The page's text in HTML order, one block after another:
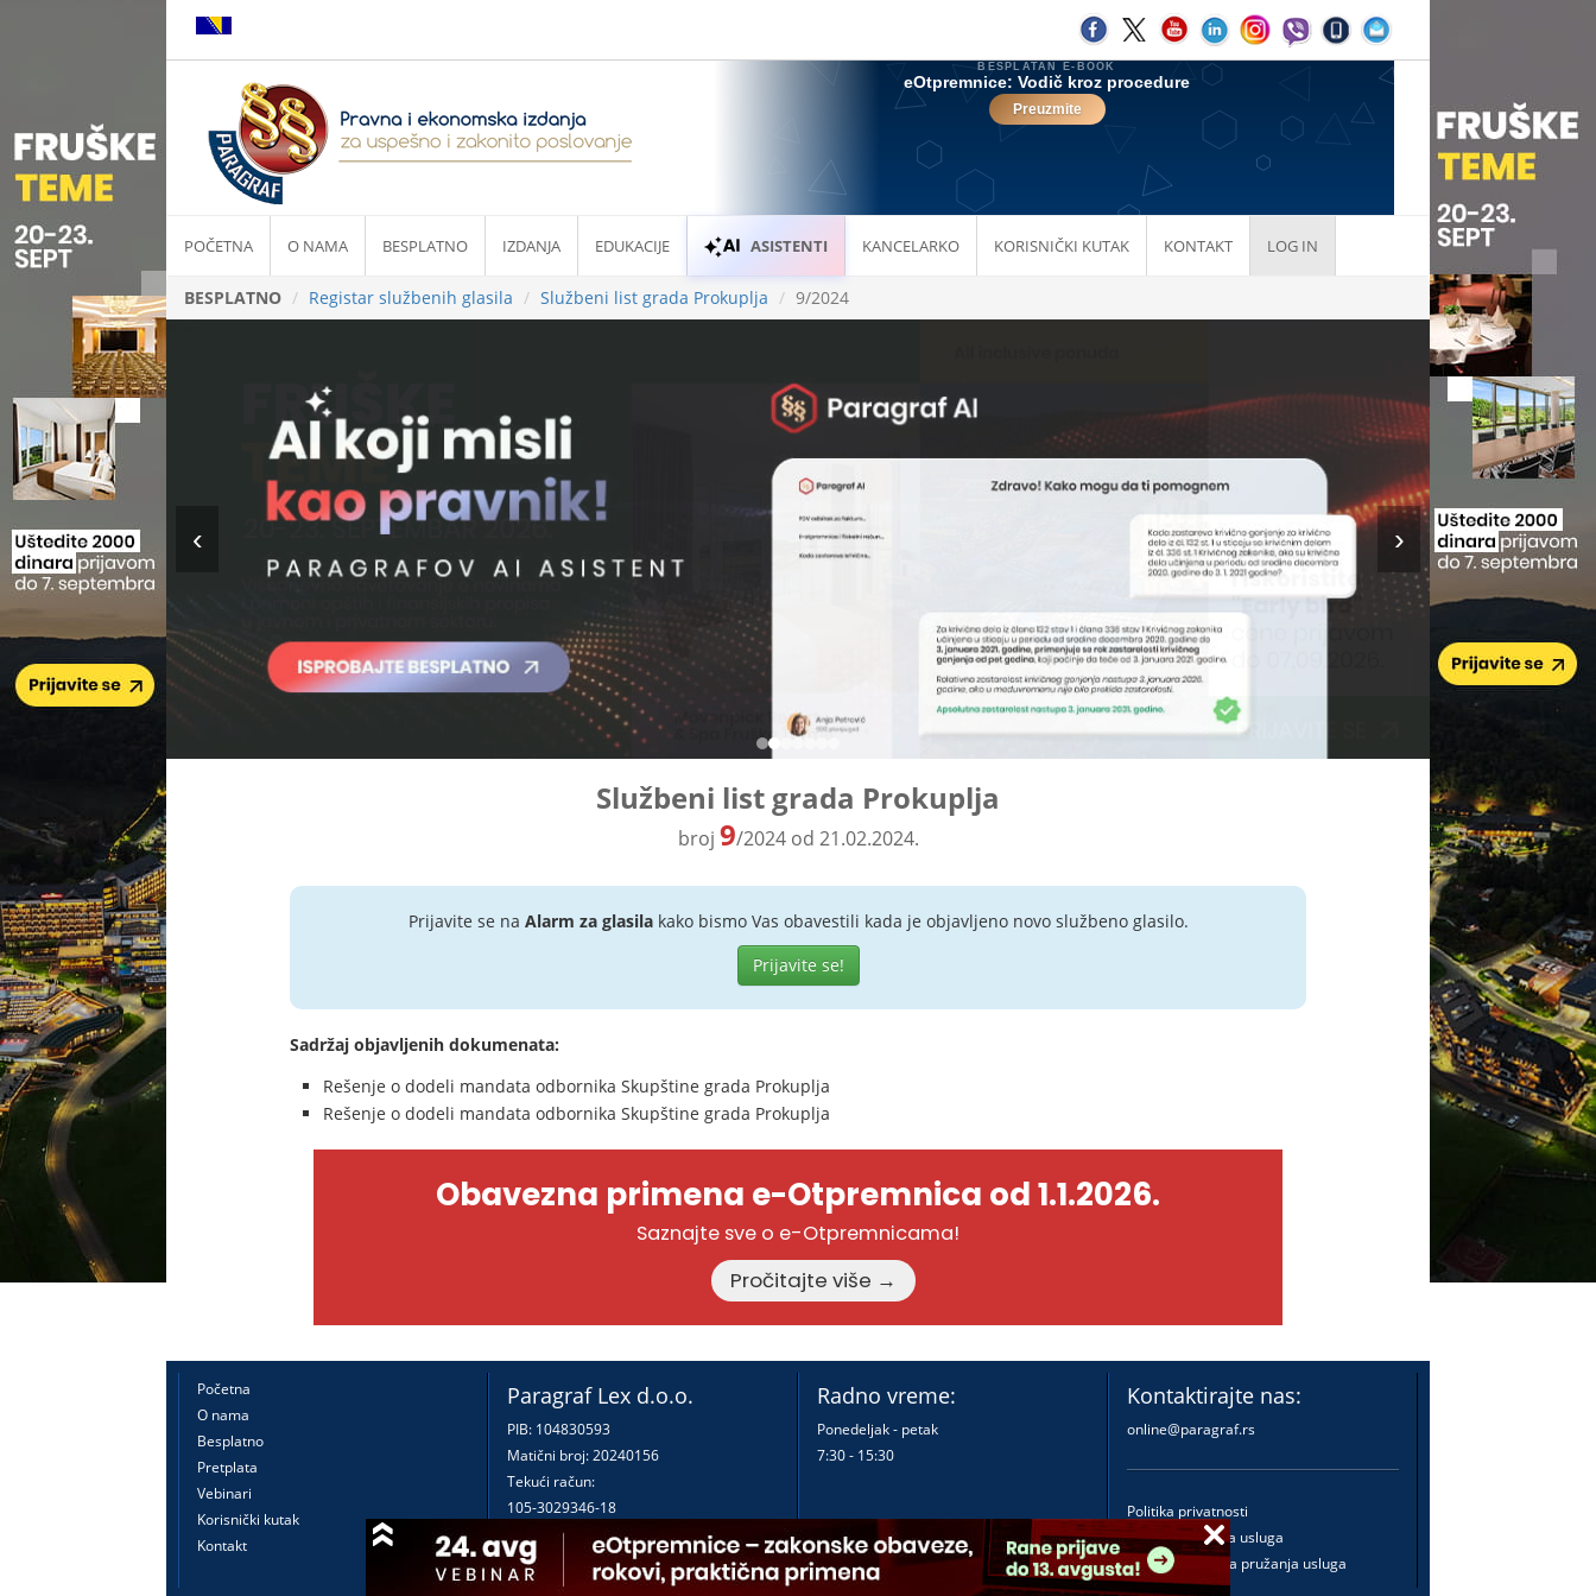
POČETNA O NAMA BESPLATNO IZDANJA EDUKACIJE ASISTENTI KANCELARKO KORISNIČKI KUTAK KONTAKT LOG IN
BESPLATNO Registar službenih glasila Službeni list grada Prokuplja 9/2024
Službeni list grada Prokuplja
broj 9/2024 od 21.02.2024.
Prijavite se na Alarm za glasilakako bismo Vas obavestili kada je objavljeno novo službeno glasilo.
Prijavite se!
Sadržaj objavljenih dokumenata:
Rešenje o dodeli mandata odbornika Skupštine grada Prokuplja
Rešenje o dodeli mandata odbornika Skupštine grada Prokuplja
Obavezna primena e-Otpremnica od 1.1.2026.
Saznajte sve o e-Otpremnicama!
Pročitajte više →
Početna
O nama
Besplatno
Pretplata
Vebinari
Korisnički kutak
Kontakt
Paragraf Lex d.o.o.
PIB: 104830593
Matični broj: 20240156
Tekući račun:
105-3029346-18
160-0000000380290-23
Radno vreme:
Ponedeljak - petak
7:30 - 15:30
Kontaktirajte nas:
online@paragraf.rs
Politika privatnosti
Politika pružanja usluga
Praktična pravila pružanja usluga